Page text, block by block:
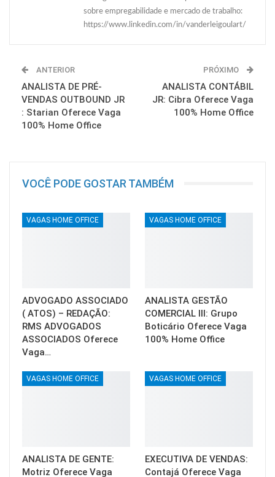
sobre empregabilidade e mercado de trabalho:
https://www.linkedin.com/in/vanderleigoulart/
ANTERIOR
ANALISTA DE PRÉ-
VENDAS OUTBOUND JR
: Starian Oferece Vaga
100% Home Office
PRÓXIMO
ANALISTA CONTÁBIL
JR: Cibra Oferece Vaga
100% Home Office
VOCÊ PODE GOSTAR TAMBÉM
VAGAS HOME OFFICE
ADVOGADO ASSOCIADO
( ATOS) – REDAÇÃO:
RMS ADVOGADOS
ASSOCIADOS Oferece
Vaga…
VAGAS HOME OFFICE
ANALISTA GESTÃO
COMERCIAL III: Grupo
Boticário Oferece Vaga
100% Home Office
VAGAS HOME OFFICE
ANALISTA DE GENTE:
Motriz Oferece Vaga
VAGAS HOME OFFICE
EXECUTIVA DE VENDAS:
Contajá Oferece Vaga